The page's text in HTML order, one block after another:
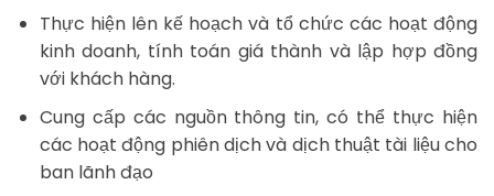
Thực hiện lên kế hoạch và tổ chức các hoạt động
kinh doanh, tính toán giá thành và lập hợp đồng
với khách hàng.
Cung cấp các nguồn thông tin, có thể thực hiện
các hoạt động phiên dịch và dịch thuật tài liệu cho
ban lãnh đạo